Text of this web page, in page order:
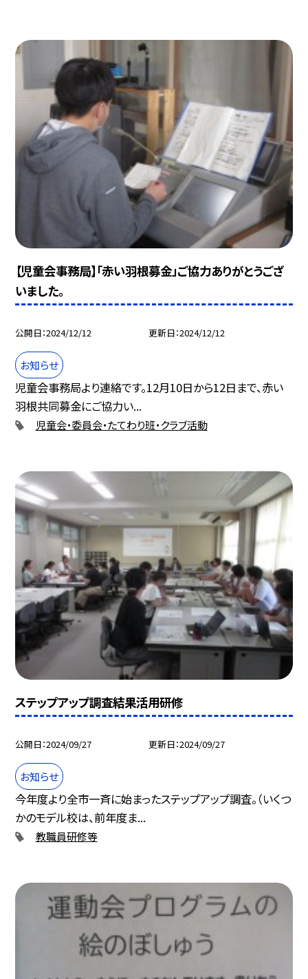
【児童会事務局】「赤い羽根募金」ご協力ありがとうござ
いました。
公開日 2024/12/12 更新日 2024/12/12
お知らせ
児童会事務局より連絡です。12月10日から12日まで、赤い
羽根共同募金にご協力い...
児童会・委員会・たてわり班・クラブ活動
ステップアップ調査結果活用研修
公開日 2024/09/27 更新日 2024/09/27
お知らせ
今年度より全市一斉に始まったステップアップ調査。（いくつ
かのモデル校は、前年度ま...
教職員研修等